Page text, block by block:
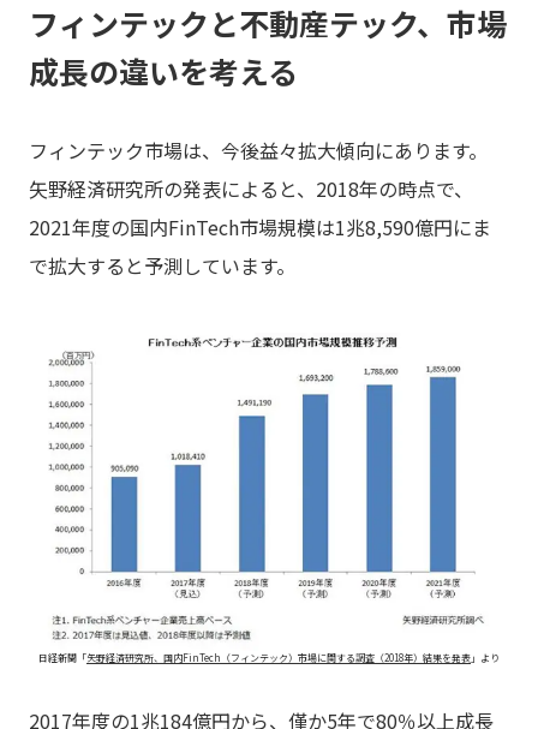
フィンテックと不動産テック、市場
成長の違いを考える
フィンテック市場は、今後益々拡大傾向にあります。
矢野経済研究所の発表によると、2018年の時点で、
2021年度の国内FinTech市場規模は1兆8,590億円にま
で拡大すると予測しています。
日経新聞「矢野経済研究所、国内FinTech（フィンテック）市場に関する調査（2018年）結果を発表」より
2017年度の1兆184億円から、僅か5年で80％以上成長